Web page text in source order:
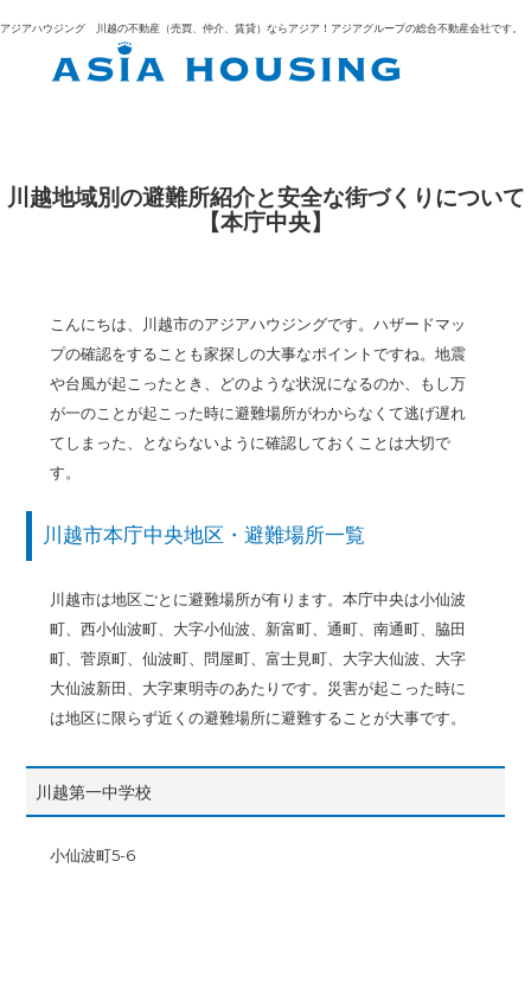
ン
キ
ッ
アジアハウジング 川越の不動産（売買、仲介、賃貸）ならアジア！アジアグループの総合不動産会社です。
川越地域別の避難所紹介と安全な街づくりについて
【本庁中央】
こんにちは、川越市のアジアハウジングです。ハザードマッ
プの確認をすることも家探しの大事なポイントですね。地震
や台風が起こったとき、どのような状況になるのか、もし万
が一のことが起こった時に避難場所がわからなくて逃げ遅れ
てしまった、とならないように確認しておくことは大切で
す。
川越市本庁中央地区・避難場所一覧
川越市は地区ごとに避難場所が有ります。本庁中央は小仙波
町、西小仙波町、大字小仙波、新富町、通町、南通町、脇田
町、菅原町、仙波町、問屋町、富士見町、大字大仙波、大字
大仙波新田、大字東明寺のあたりです。災害が起こった時に
は地区に限らず近くの避難場所に避難することが大事です。
川越第一中学校
小仙波町5-6